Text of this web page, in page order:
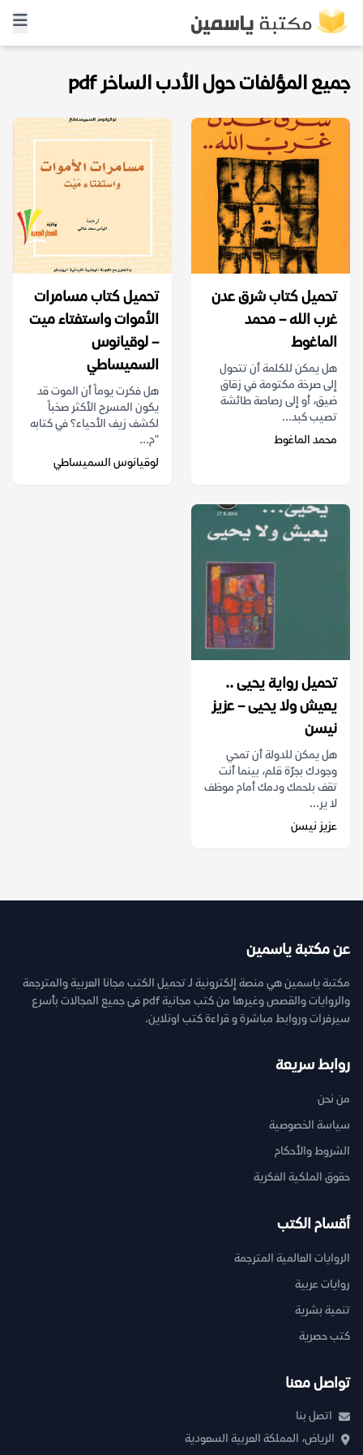
جميع المؤلفات حول الأدب الساخر pdf
تحميل كتاب شرق عدن
غرب الله – محمد
الماغوط
هل يمكن للكلمة أن تتحول
إلى صرخة مكتومة في زقاق
ضيق، أو إلى رصاصة طائشة
تصيب كبد...
محمد الماغوط
تحميل كتاب مسامرات
الأموات واستفتاء ميت
– لوقيانوس
السميساطي
هل فكرت يوماً أن الموت قد
يكون المسرح الأكثر صخباً
لكشف زيف الأحياء؟ في كتابه
"م...
لوقيانوس السميساطي
تحميل رواية يحيى ..
يعيش ولا يحيى – عزيز
نيسن
هل يمكن للدولة أن تمحي
وجودك بجرّة قلم، بينما أنت
تقف بلحمك ودمك أمام موظف
لا ير...
عزيز نيسن
عن مكتبة ياسمين
مكتبة ياسمين هي منصة إلكترونية لـ تحميل الكتب مجانا العربية والمترجمة
والروايات والقصص وغيرها من كتب مجانية pdf فى جميع المجالات بأسرع
سيرفرات وروابط مباشرة و قراءة كتب اونلاين.
روابط سريعة
من نحن
سياسة الخصوصية
الشروط والأحكام
حقوق الملكية الفكرية
أقسام الكتب
الروايات العالمية المترجمة
روايات عربية
تنمية بشرية
كتب حصرية
تواصل معنا
اتصل بنا
الرياض، المملكة العربية السعودية